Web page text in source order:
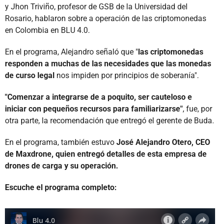
y Jhon Triviño, profesor de GSB de la Universidad del
Rosario, hablaron sobre a operación de las criptomonedas
en Colombia en BLU 4.0.
En el programa, Alejandro señaló que "las criptomonedas
responden a muchas de las necesidades que las monedas
de curso legal nos impiden por principios de soberanía".
"Comenzar a integrarse de a poquito, ser cauteloso e
iniciar con pequeños recursos para familiarizarse", fue, por
otra parte, la recomendación que entregó el gerente de Buda.
En el programa, también estuvo José Alejandro Otero, CEO
de Maxdrone, quien entregó detalles de esta empresa de
drones de carga y su operación.
Escuche el programa completo: